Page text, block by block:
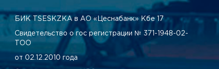
БИК TSESKZKA в АО «Цеснабанк» Кбе 17
Свидетельство о гос регистрации № 371-1948-02-
ТОО
от 02.12.2010 года